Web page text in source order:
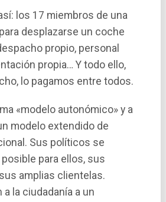
los 17 miembros de una
desplazarse un coche
propio, personal
propia… Y todo ello,
lo pagamos entre todos.
«modelo autonómico» y a
modelo extendido de
Sus polí­ticos se
para ellos, sus
amplias clientelas.
la ciudadanía a un